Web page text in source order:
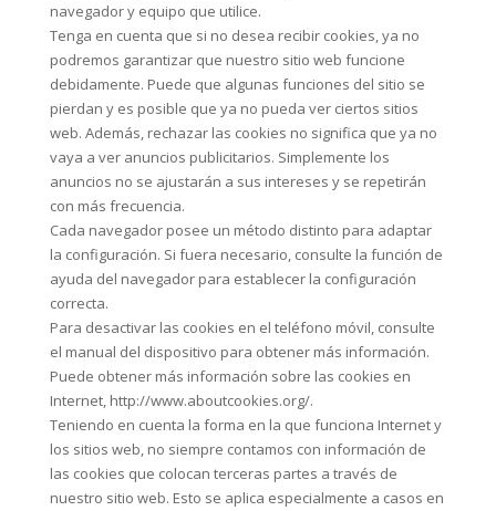
navegador y equipo que utilice.
Tenga en cuenta que si no desea recibir cookies, ya no
podremos garantizar que nuestro sitio web funcione
debidamente. Puede que algunas funciones del sitio se
pierdan y es posible que ya no pueda ver ciertos sitios
web. Además, rechazar las cookies no significa que ya no
vaya a ver anuncios publicitarios. Simplemente los
anuncios no se ajustarán a sus intereses y se repetirán
con más frecuencia.
Cada navegador posee un método distinto para adaptar
la configuración. Si fuera necesario, consulte la función de
ayuda del navegador para establecer la configuración
correcta.
Para desactivar las cookies en el teléfono móvil, consulte
el manual del dispositivo para obtener más información.
Puede obtener más información sobre las cookies en
Internet, http://www.aboutcookies.org/.
Teniendo en cuenta la forma en la que funciona Internet y
los sitios web, no siempre contamos con información de
las cookies que colocan terceras partes a través de
nuestro sitio web. Esto se aplica especialmente a casos en